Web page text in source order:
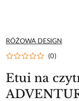
NAZWA
PRODUCENTA:
RÓŻOWA DESIGN
(0)
Etui na